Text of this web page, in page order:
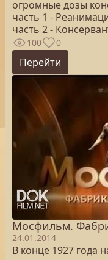
огромные дозы
часть 1 -
часть 2 -
100 0
Перейти
Мосфильм.
24.01.2014
В конце 1927 года